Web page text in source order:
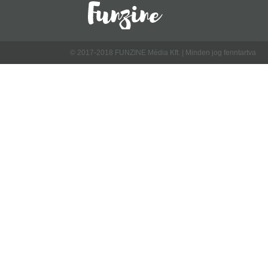
© 2017-2018 FUNZINE Média Kft. | Minden jog fenntartva